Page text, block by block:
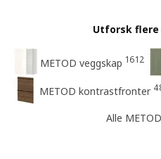
Utforsk
METOD veggskap 1612
METOD kontrastfronter
Alle